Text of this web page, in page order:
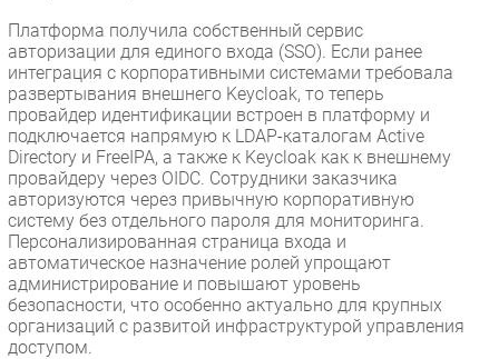
Платформа получила собственный сервис
авторизации для единого входа (SSO). Если ранее
интеграция с корпоративными системами требовала
развертывания внешнего Keycloak, то теперь
провайдер идентификации встроен в платформу и
подключается напрямую к LDAP-каталогам Active
Directory и FreeIPA, а также к Keycloak как к внешнему
провайдеру через OIDC. Сотрудники заказчика
авторизуются через привычную корпоративную
систему без отдельного пароля для мониторинга.
Персонализированная страница входа и
автоматическое назначение ролей упрощают
администрирование и повышают уровень
безопасности, что особенно актуально для крупных
организаций с развитой инфраструктурой управления
доступом.